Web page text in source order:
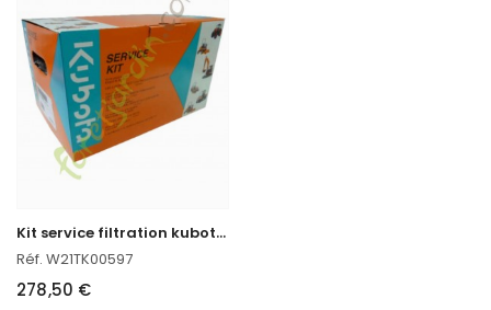
K
it service filtration kubota HST
Réf. W21TK00597
278,50 €